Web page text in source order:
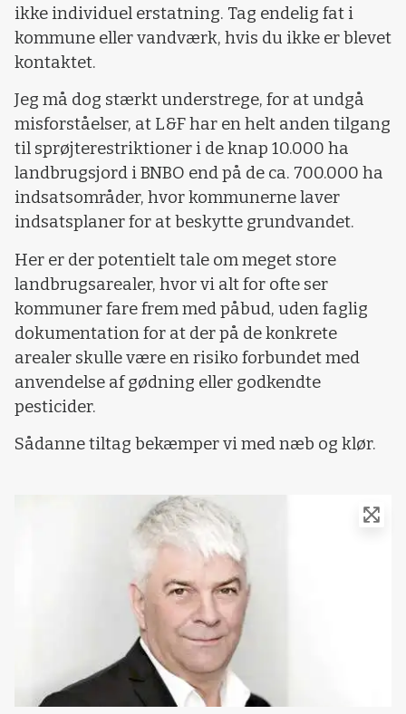
ikke individuel erstatning. Tag endelig fat i
kommune eller vandværk, hvis du ikke er blevet
kontaktet.
Jeg må dog stærkt understrege, for at undgå
misforståelser, at L&F har en helt anden tilgang
til sprøjterestriktioner i de knap 10.000 ha
landbrugsjord i BNBO end på de ca. 700.000 ha
indsatsområder, hvor kommunerne laver
indsatsplaner for at beskytte grundvandet.
Her er der potentielt tale om meget store
landbrugsarealer, hvor vi alt for ofte ser
kommuner fare frem med påbud, uden faglig
dokumentation for at der på de konkrete
arealer skulle være en risiko forbundet med
anvendelse af gødning eller godkendte
pesticider.
Sådanne tiltag bekæmper vi med næb og klør.